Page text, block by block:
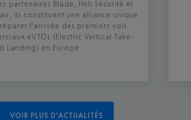
partenaires Blade, Heli Sécurité et
ils constituent une alliance unique
l'arrivée des premiers vols
eVTOL (Electric Vertical Take-
Landing) en Europe.
VOIR PLUS D'ACTUALITÉS